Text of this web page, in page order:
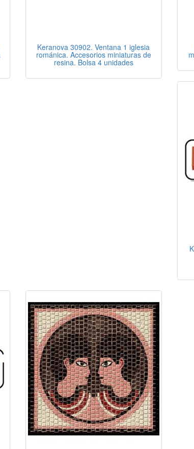
Keranova 30902. Ventana 1 iglesia
románica. Accesorios miniaturas de
resina. Bolsa 4 unidades